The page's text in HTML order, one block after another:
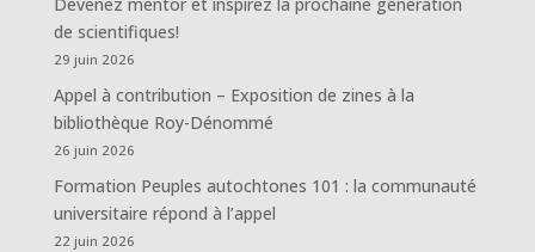
Devenez mentor et inspirez la prochaine génération
de scientifiques!
29 juin 2026
Appel à contribution – Exposition de zines à la
bibliothèque Roy-Dénommé
26 juin 2026
Formation Peuples autochtones 101 : la communauté
universitaire répond à l’appel
22 juin 2026